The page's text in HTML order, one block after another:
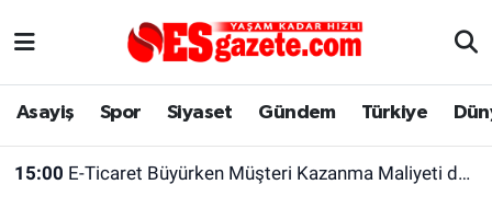
Asayiş Spor Siyaset Gündem Türkiye
15:00 E-Ticaret Büyürken Müşteri Kazanma Maliyeti de Yükseliyor
Asayiş
Yaşam
Eskişehir Nöbetçi Eczaneler